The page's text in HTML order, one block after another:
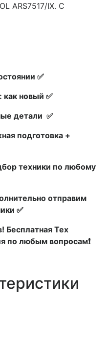
ARS7517/IX. С
✅
как новый ✅
детали ✅
подготовка +
техники по любому
отправим
✅
Бесплатная Тех
по любым вопросам❗